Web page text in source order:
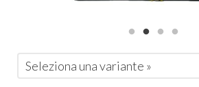
Seleziona una variante »